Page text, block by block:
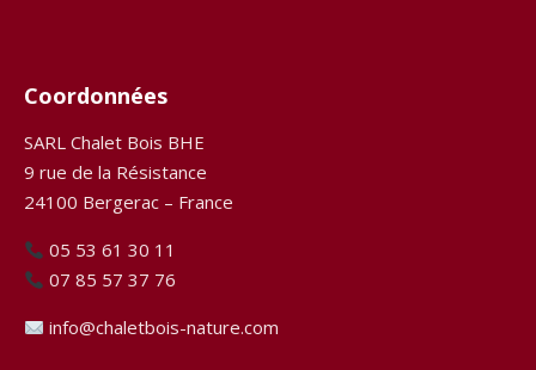
Coordonnées
SARL Chalet Bois BHE
9 rue de la Résistance
24100 Bergerac – France
05 53 61 30 11
07 85 57 37 76
info@chaletbois-nature.com